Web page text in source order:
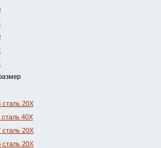
сталь 20Х
сталь 40Х
сталь 20Х
сталь 20Х